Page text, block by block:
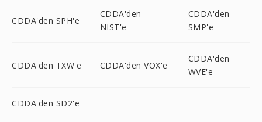
CDDA'den SPH'e
CDDA'den
NIST'e
CDDA'den
SMP'e
CDDA'den TXW'e CDDA'den VOX'e
CDDA'den
WVE'e
CDDA'den SD2'e